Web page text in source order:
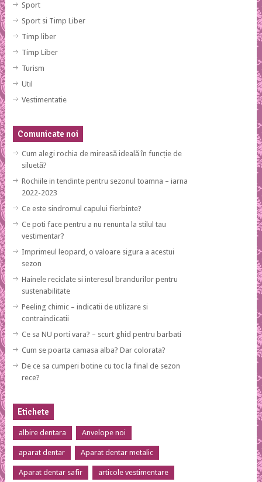
Sport
Sport si Timp Liber
Timp liber
Timp Liber
Turism
Util
Vestimentatie
Comunicate noi
Cum alegi rochia de mireasă ideală în funcție de
siluetă?
Rochiile in tendinte pentru sezonul toamna – iarna
2022-2023
Ce este sindromul capului fierbinte?
Ce poti face pentru a nu renunta la stilul tau
vestimentar?
Imprimeul leopard, o valoare sigura a acestui
sezon
Hainele reciclate si interesul brandurilor pentru
sustenabilitate
Peeling chimic – indicatii de utilizare si
contraindicatii
Ce sa NU porti vara? – scurt ghid pentru barbati
Cum se poarta camasa alba? Dar colorata?
De ce sa cumperi botine cu toc la final de sezon
rece?
Etichete
albire dentara Anvelope noi
aparat dentar Aparat dentar metalic
Aparat dentar safir articole vestimentare